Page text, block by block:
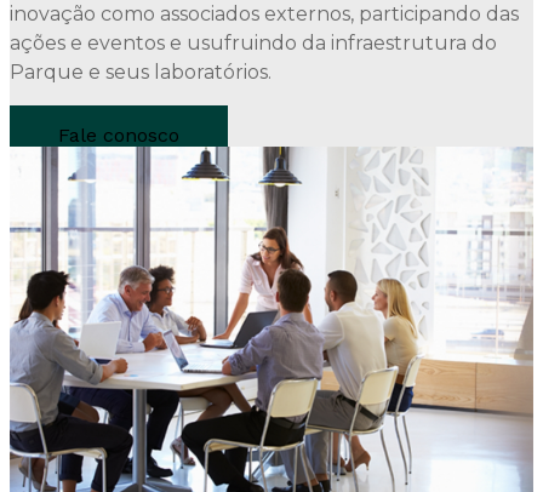
inovação como associados externos, participando das
ações e eventos e usufruindo da infraestrutura do
Parque e seus laboratórios.
Fale conosco